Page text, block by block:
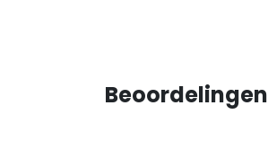
Beoordelingen